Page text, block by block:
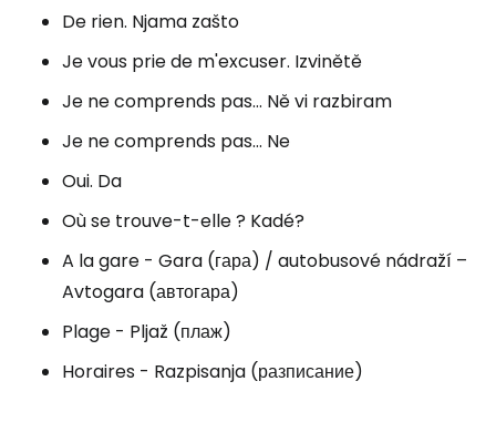
De rien. Njama zašto
Je vous prie de m'excuser. Izvinětě
Je ne comprends pas... Ně vi razbiram
Je ne comprends pas... Ne
Oui. Da
Où se trouve-t-elle ? Kadé?
A la gare - Gara (гара) / autobusové nádraží –
Avtogara (автогара)
Plage - Pljaž (плаж)
Horaires - Razpisanja (разписание)